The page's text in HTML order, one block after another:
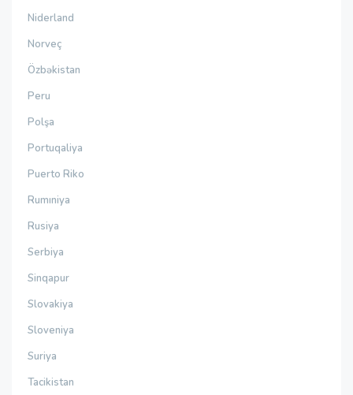
Niderland
Norveç
Özbəkistan
Peru
Polşa
Portuqaliya
Puerto Riko
Rumıniya
Rusiya
Serbiya
Sinqapur
Slovakiya
Sloveniya
Suriya
Tacikistan